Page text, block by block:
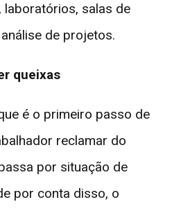
salas de
de projetos.
queixas
é o primeiro passo de
reclamar do
por situação de
por conta disso, o